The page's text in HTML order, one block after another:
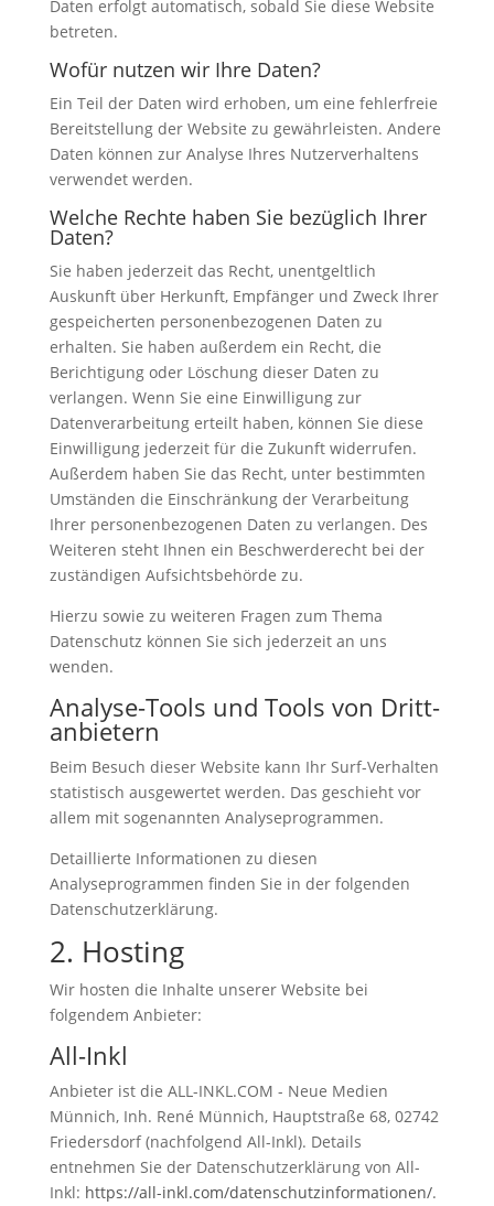
Daten erfolgt automatisch, sobald Sie diese Website
betreten.
Wofür nutzen wir Ihre Daten?
Ein Teil der Daten wird erhoben, um eine fehlerfreie
Bereitstellung der Website zu gewährleisten. Andere
Daten können zur Analyse Ihres Nutzerverhaltens
verwendet werden.
Welche Rechte haben Sie bezüglich Ihrer
Daten?
Sie haben jederzeit das Recht, unentgeltlich
Auskunft über Herkunft, Empfänger und Zweck Ihrer
gespeicherten personenbezogenen Daten zu
erhalten. Sie haben außerdem ein Recht, die
Berichtigung oder Löschung dieser Daten zu
verlangen. Wenn Sie eine Einwilligung zur
Datenverarbeitung erteilt haben, können Sie diese
Einwilligung jederzeit für die Zukunft widerrufen.
Außerdem haben Sie das Recht, unter bestimmten
Umständen die Einschränkung der Verarbeitung
Ihrer personenbezogenen Daten zu verlangen. Des
Weiteren steht Ihnen ein Beschwerderecht bei der
zuständigen Aufsichtsbehörde zu.
Hierzu sowie zu weiteren Fragen zum Thema
Datenschutz können Sie sich jederzeit an uns
wenden.
Analyse-Tools und Tools von Dritt­
anbietern
Beim Besuch dieser Website kann Ihr Surf-Verhalten
statistisch ausgewertet werden. Das geschieht vor
allem mit sogenannten Analyseprogrammen.
Detaillierte Informationen zu diesen
Analyseprogrammen finden Sie in der folgenden
Datenschutzerklärung.
2. Hosting
Wir hosten die Inhalte unserer Website bei
folgendem Anbieter:
All-Inkl
Anbieter ist die ALL-INKL.COM - Neue Medien
Münnich, Inh. René Münnich, Hauptstraße 68, 02742
Friedersdorf (nachfolgend All-Inkl). Details
entnehmen Sie der Datenschutzerklärung von All-
Inkl: https://all-inkl.com/datenschutzinformationen/.